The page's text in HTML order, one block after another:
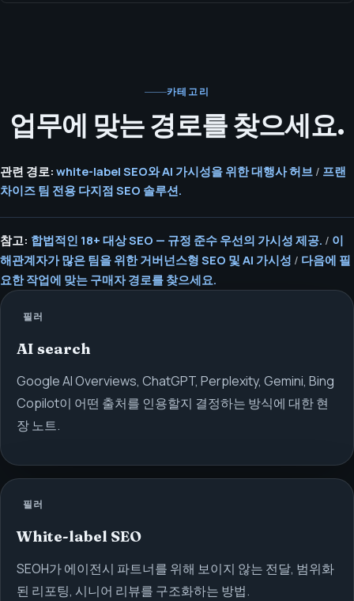
카테고리
업무에 맞는 경로를 찾으세요.
관련 경로: white-label SEO와 AI 가시성을 위한 대행사 허브 / 프랜
차이즈 팀 전용 다지점 SEO 솔루션.
참고: 합법적인 18+ 대상 SEO — 규정 준수 우선의 가시성 제공. / 이
해관계자가 많은 팀을 위한 거버넌스형 SEO 및 AI 가시성 / 다음에 필
요한 작업에 맞는 구매자 경로를 찾으세요.
필러
AI search
Google AI Overviews, ChatGPT, Perplexity, Gemini, Bing
Copilot이 어떤 출처를 인용할지 결정하는 방식에 대한 현
장 노트.
필러
White-label SEO
SEOH가 에이전시 파트너를 위해 보이지 않는 전달, 범위화
된 리포팅, 시니어 리뷰를 구조화하는 방법.